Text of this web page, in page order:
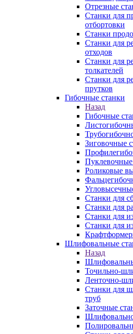
Отрезные
Станки для
отбортовки
Станки
Станки для
отходов
Станки для
толкателей
Станки для
прутков
Гибочные станки
Назад
Гибочные
Зиговочные
Пуклевочные
Роликовые
Станки для
Станки для
Станки для
Станки для
Шлифовальные
Назад
Точильно-
Ленточно-
Станки для
труб
Заточные